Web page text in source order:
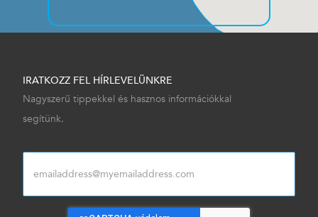
IRATKOZZ FEL HÍRLEVELÜNKRE
Nagyszerű tippekkel és hasznos információkkal
segítünk.